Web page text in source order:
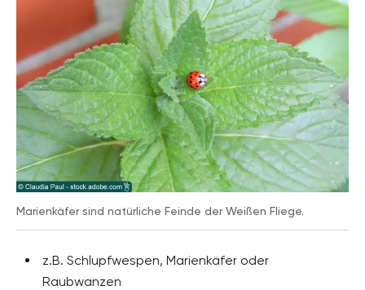
Marienkäfer sind natürliche Feinde der Weißen Fliege.
z.B. Schlupfwespen, Marienkäfer oder
Raubwanzen